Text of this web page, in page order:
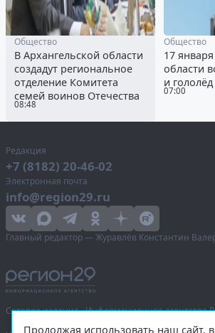
08:48
Общество
В Архангельской области
создадут региональное
отделение Комитета
семей воинов Отечества
07:00
Общество
17
области
и гололёд
Редакция
+7 (8182) 20-46-02
Электронная почта
info@region29.ru
Главный редактор — Журавлёв Константин
Сетевое издание «Информационное агентство
Продолжая использовать наш сайт,